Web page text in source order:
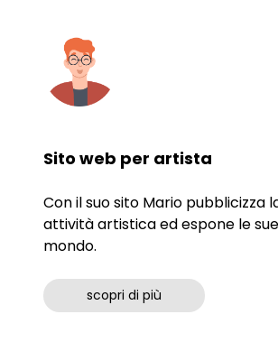
Sito web per artista
Con il suo sito Mario pubblicizza
attività artistica ed espone le
mondo.
scopri di più